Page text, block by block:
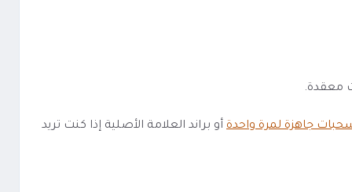
جاهزة لمرة واحدة أو براند العلامة الأصلية إذا كنت تريد